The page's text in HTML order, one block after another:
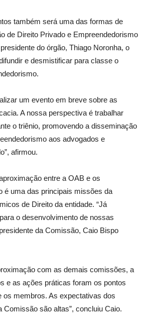
também será uma das formas de
de Direito Privado e Empreendedorismo
do órgão, Thiago Noronha, o
e desmistificar para classe o
um evento em breve sobre as
A nossa perspectiva é trabalhar
o triênio, promovendo a disseminação
aos advogados e
afirmou.
entre a OAB e os
é uma das principais missões da
de Direito da entidade. “Já
o desenvolvimento de nossas
da Comissão, Caio Bispo
com as demais comissões, a
e as ações práticas foram os pontos
os membros. As expectativas dos
Comissão são altas”, concluiu Caio.